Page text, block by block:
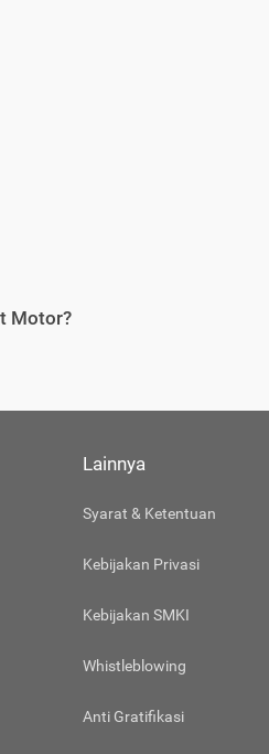
Motor?
Lainnya
Syarat & Ketentuan
Kebijakan Privasi
Kebijakan SMKI
Whistleblowing
Anti Gratifikasi